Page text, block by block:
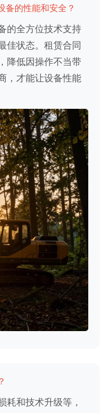
备的性能和安全？
的全方位技术支持
佳状态。租赁合同
降低因操作不当带
，才能让设备性能
耗和技术升级等，